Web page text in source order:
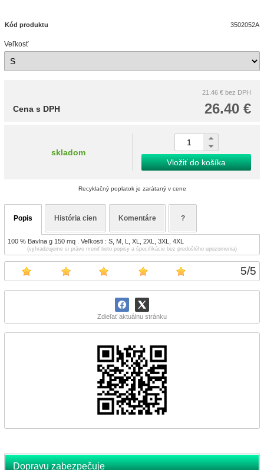
5/5
Zdieľať aktuálnu stránku
Dopravu zabezpečuje
Kód produktu 3502052A
Veľkosť
21.46 € bez DPH
26.40 €
Cena s DPH
skladom
Vložiť do košíka
Recyklačný poplatok je zarátaný v cene
Popis História cien Komentáre ?
100 % Bavlna g 150 mq . Veľkosti : S, M, L, XL, 2XL, 3XL, 4XL
(vyhradzujeme si právo meniť tieto popisy a špecifikácie bez predošlého upozornenia)